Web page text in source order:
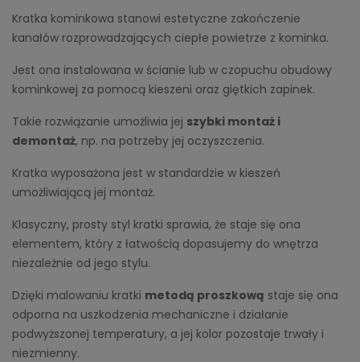
Kratka kominkowa stanowi estetyczne zakończenie
kanałów rozprowadzających ciepłe powietrze z kominka.
Jest ona instalowana w ścianie lub w czopuchu obudowy
kominkowej za pomocą kieszeni oraz giętkich zapinek.
Takie rozwiązanie umożliwia jej szybki montaż i
demontaż, np. na potrzeby jej oczyszczenia.
Kratka wyposażona jest w standardzie w kieszeń
umożliwiającą jej montaż.
Klasyczny, prosty styl kratki sprawia, że staje się ona
elementem, który z łatwością dopasujemy do wnętrza
niezależnie od jego stylu.
Dzięki malowaniu kratki metodą proszkową staje się ona
odporna na uszkodzenia mechaniczne i działanie
podwyższonej temperatury, a jej kolor pozostaje trwały i
niezmienny.